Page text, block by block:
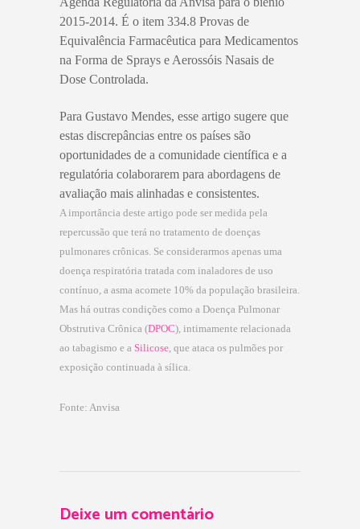
2015-2014. É o item 334.8 Provas de
Equivalência Farmacêutica para Medicamentos
na Forma de Sprays e Aerossóis Nasais de
Dose Controlada.
Para Gustavo Mendes, esse artigo sugere que
estas discrepâncias entre os países são
oportunidades de a comunidade científica e a
regulatória colaborarem para abordagens de
avaliação mais alinhadas e consistentes.
A importância deste artigo pode ser medida pela
repercussão que terá no tratamento de doenças
pulmonares crônicas. Se considerarmos apenas uma
doença respiratória tratada com inaladores de uso
contínuo, a asma acomete 10% da população brasileira.
Mas há outras condições como a Doença Pulmonar
Obstrutiva Crônica (DPOC), intimamente relacionada
ao tabagismo e a Silicose , que ataca os pulmões por
exposição continuada à sílica.
Fonte: Anvisa
Deixe um comentário